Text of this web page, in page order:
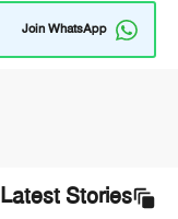
Join WhatsApp
Latest Stories